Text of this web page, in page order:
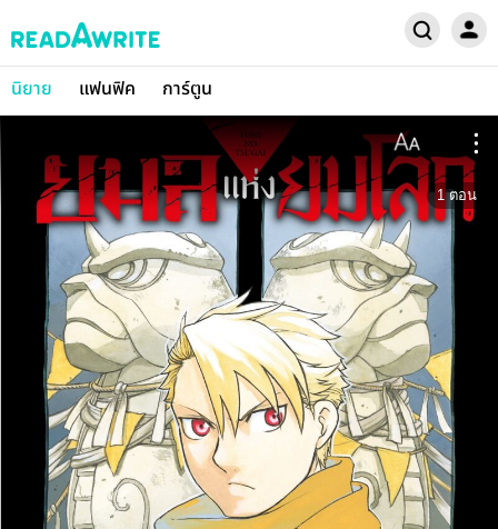
นิยาย แฟนฟิค การ์ตูน
1 ตอน